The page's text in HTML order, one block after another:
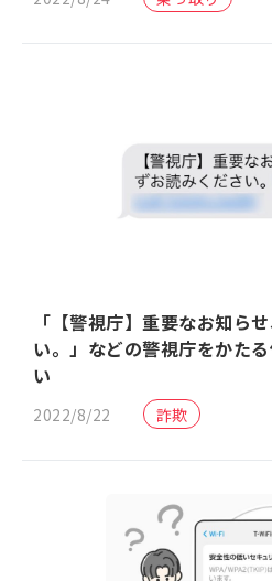
「【警視庁】重要なお知ら
い。」などの警視庁をかた
い
2022/8/22 詐欺